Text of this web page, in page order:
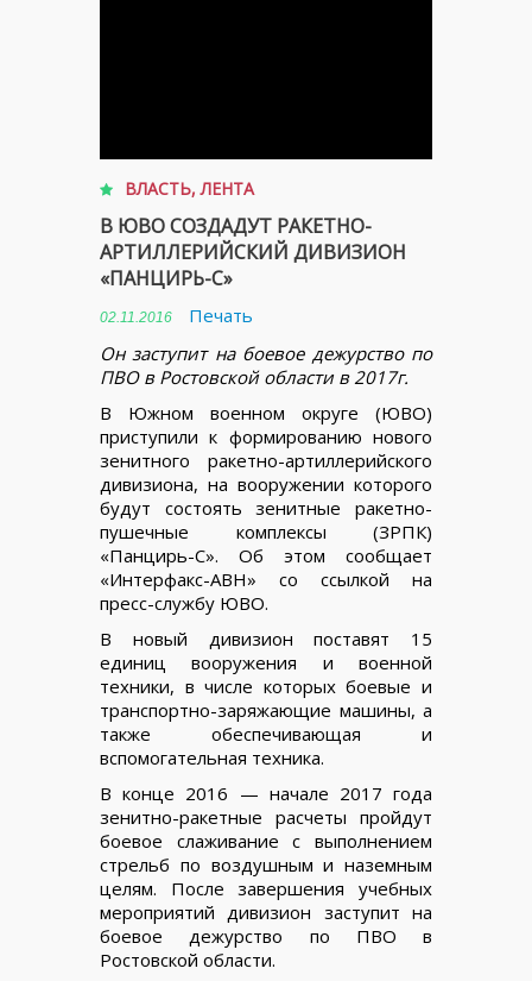
ВЛАСТЬ,ЛЕНТА
В ЮВО СОЗДАДУТ РАКЕТНО-
АРТИЛЛЕРИЙСКИЙ ДИВИЗИОН
«ПАНЦИРЬ-С»
02.11.2016
Печать
Он заступит на боевое дежурство по
ПВО в Ростовской области в 2017г.
В Южном военном округе (ЮВО)
приступили к формированию нового
зенитного ракетно-артиллерийского
дивизиона, на вооружении которого
будут состоять зенитные ракетно-
пушечные комплексы (ЗРПК)
«Панцирь-С». Об этом сообщает
«Интерфакс-АВН» со ссылкой на
пресс-службу ЮВО.
В новый дивизион поставят 15
единиц вооружения и военной
техники, в числе которых боевые и
транспортно-заряжающие машины, а
также обеспечивающая и
вспомогательная техника.
В конце 2016 — начале 2017 года
зенитно-ракетные расчеты пройдут
боевое слаживание с выполнением
стрельб по воздушным и наземным
целям. После завершения учебных
мероприятий дивизион заступит на
боевое дежурство по ПВО в
Ростовской области.